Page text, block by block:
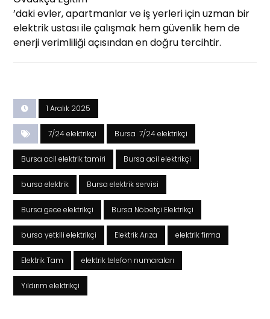
’daki evler, apartmanlar ve iş yerleri için uzman bir
elektrik ustası ile çalışmak hem güvenlik hem de
enerji verimliliği açısından en doğru tercihtir.
1 Aralık 2025
7/24 elektrikçi Bursa 7/24 elektrikçi
Bursa acil elektrik tamiri Bursa acil elektrikçi
bursa elektrik Bursa elektrik servisi
Bursa gece elektrikçi Bursa Nöbetçi Elektrikçi
bursa yetkili elektrikçi Elektrik Arıza elektrik firma
Elektrik Tam elektrik telefon numaraları
Yıldırım elektrikçi